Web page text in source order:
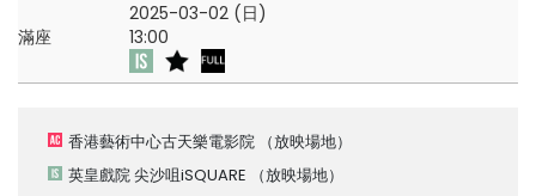
滿座
2025-03-02 (日)
13:00
香港藝術中心古天樂電影院 （放映場地）
英皇戲院 尖沙咀iSQUARE （放映場地）